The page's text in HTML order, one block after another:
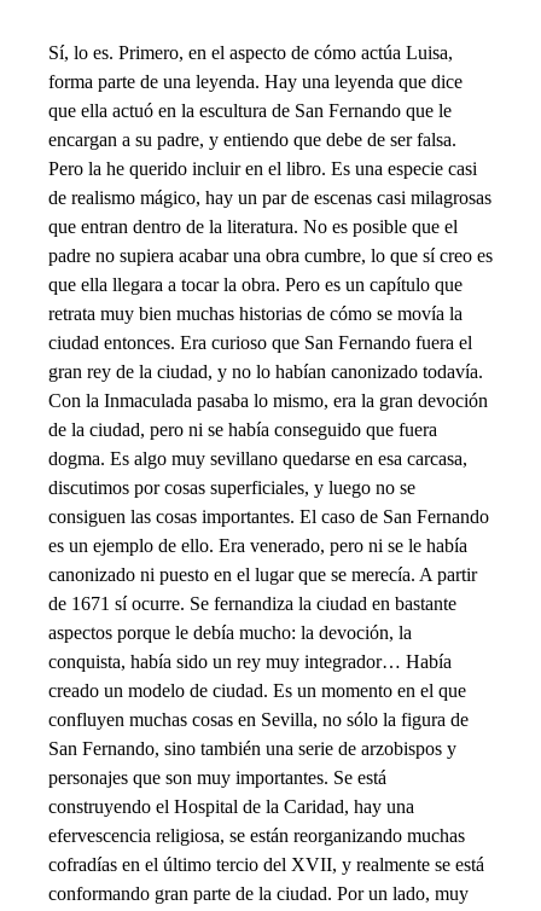
Sí, lo es. Primero, en el aspecto de cómo actúa Luisa,
forma parte de una leyenda. Hay una leyenda que dice
que ella actuó en la escultura de San Fernando que le
encargan a su padre, y entiendo que debe de ser falsa.
Pero la he querido incluir en el libro. Es una especie casi
de realismo mágico, hay un par de escenas casi milagrosas
que entran dentro de la literatura. No es posible que el
padre no supiera acabar una obra cumbre, lo que sí creo es
que ella llegara a tocar la obra. Pero es un capítulo que
retrata muy bien muchas historias de cómo se movía la
ciudad entonces. Era curioso que San Fernando fuera el
gran rey de la ciudad, y no lo habían canonizado todavía.
Con la Inmaculada pasaba lo mismo, era la gran devoción
de la ciudad, pero ni se había conseguido que fuera
dogma. Es algo muy sevillano quedarse en esa carcasa,
discutimos por cosas superficiales, y luego no se
consiguen las cosas importantes. El caso de San Fernando
es un ejemplo de ello. Era venerado, pero ni se le había
canonizado ni puesto en el lugar que se merecía. A partir
de 1671 sí ocurre. Se fernandiza la ciudad en bastante
aspectos porque le debía mucho: la devoción, la
conquista, había sido un rey muy integrador… Había
creado un modelo de ciudad. Es un momento en el que
confluyen muchas cosas en Sevilla, no sólo la figura de
San Fernando, sino también una serie de arzobispos y
personajes que son muy importantes. Se está
construyendo el Hospital de la Caridad, hay una
efervescencia religiosa, se están reorganizando muchas
cofradías en el último tercio del XVII, y realmente se está
conformando gran parte de la ciudad. Por un lado, muy